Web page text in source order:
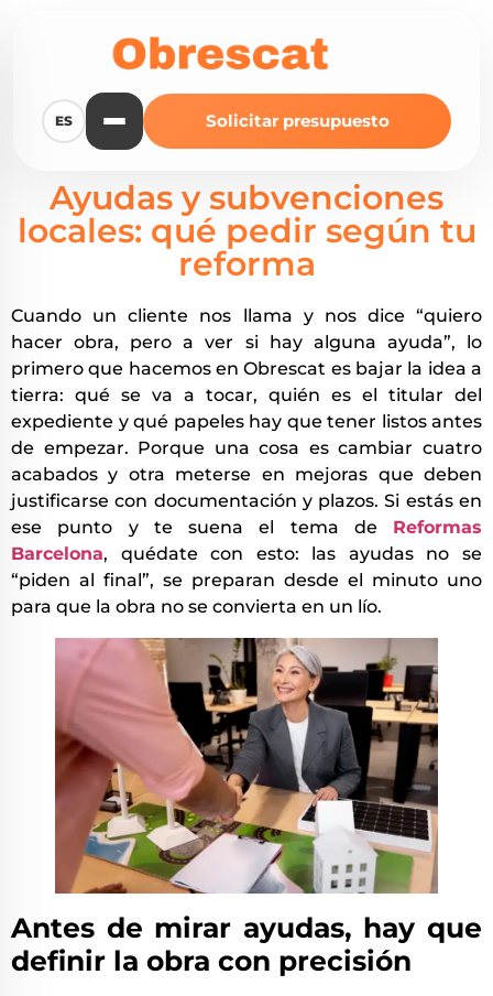
ES Solicitar presupuesto
Ayudas y subvenciones
locales: qué pedir según tu
reforma
Cuando un cliente nos llama y nos dice “quiero
hacer obra, pero a ver si hay alguna ayuda”, lo
primero que hacemos en Obrescat es bajar la idea a
tierra: qué se va a tocar, quién es el titular del
expediente y qué papeles hay que tener listos antes
de empezar. Porque una cosa es cambiar cuatro
acabados y otra meterse en mejoras que deben
justificarse con documentación y plazos. Si estás en
ese punto y te suena el tema de Reformas
Barcelona, quédate con esto: las ayudas no se
“piden al final”, se preparan desde el minuto uno
para que la obra no se convierta en un lío.
Antes de mirar ayudas, hay que
definir la obra con precisión